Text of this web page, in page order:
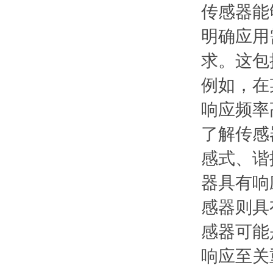
传感器
明确应
求。这
例如，
响应频
了解传
感式、
器具有
感器则
感器可
响应至